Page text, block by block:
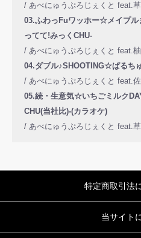
/ あべにゅうぷろじぇくと feat.
03.ふわっFuワッホー☆メイプル
ってて!みっくCHU-
/ あべにゅうぷろじぇくと feat.
04.ダブル♪SHOOTING☆ぱるち
/ あべにゅうぷろじぇくと feat.
05.続・生意気☆いちごミルク
CHU(当社比)-(カラオケ)
/ あべにゅうぷろじぇくと feat.
特定商取引法
当サイト